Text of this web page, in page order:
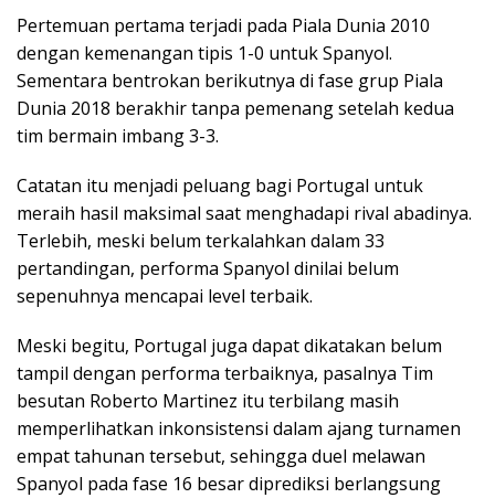
Pertemuan pertama terjadi pada Piala Dunia 2010
dengan kemenangan tipis 1-0 untuk Spanyol.
Sementara bentrokan berikutnya di fase grup Piala
Dunia 2018 berakhir tanpa pemenang setelah kedua
tim bermain imbang 3-3.
Catatan itu menjadi peluang bagi Portugal untuk
meraih hasil maksimal saat menghadapi rival abadinya.
Terlebih, meski belum terkalahkan dalam 33
pertandingan, performa Spanyol dinilai belum
sepenuhnya mencapai level terbaik.
Meski begitu, Portugal juga dapat dikatakan belum
tampil dengan performa terbaiknya, pasalnya Tim
besutan Roberto Martinez itu terbilang masih
memperlihatkan inkonsistensi dalam ajang turnamen
empat tahunan tersebut, sehingga duel melawan
Spanyol pada fase 16 besar diprediksi berlangsung